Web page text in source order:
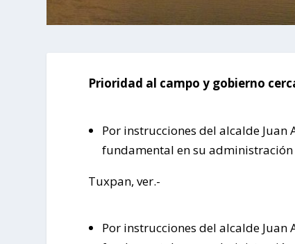
Prioridad al campo y gobierno
Por instrucciones del alcalde
fundamental en su administración
Tuxpan, ver.-
Por instrucciones del alcalde